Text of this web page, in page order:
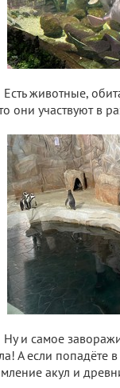
Есть животные,
они участвуют в
Ну и самое
А если попадёте
акул и